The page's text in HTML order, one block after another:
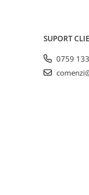
SUPORT
0759